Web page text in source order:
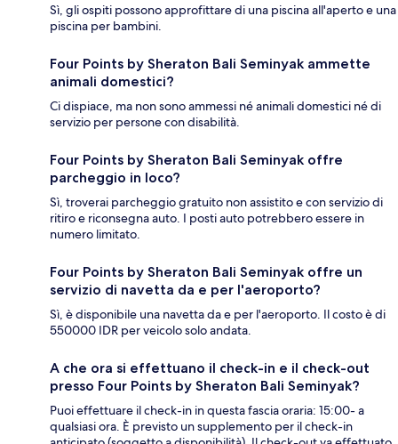
Sì, gli ospiti possono approfittare di una piscina all'aperto e una
piscina per bambini.
Four Points by Sheraton Bali Seminyak ammette
animali domestici?
Ci dispiace, ma non sono ammessi né animali domestici né di
servizio per persone con disabilità.
Four Points by Sheraton Bali Seminyak offre
parcheggio in loco?
Sì, troverai parcheggio gratuito non assistito e con servizio di
ritiro e riconsegna auto. I posti auto potrebbero essere in
numero limitato.
Four Points by Sheraton Bali Seminyak offre un
servizio di navetta da e per l'aeroporto?
Sì, è disponibile una navetta da e per l'aeroporto. Il costo è di
550000 IDR per veicolo solo andata.
A che ora si effettuano il check-in e il check-out
presso Four Points by Sheraton Bali Seminyak?
Puoi effettuare il check-in in questa fascia oraria: 15:00- a
qualsiasi ora. È previsto un supplemento per il check-in